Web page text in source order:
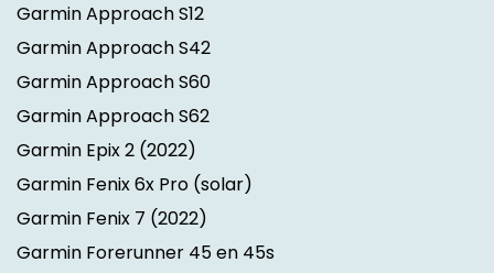
Garmin Approach S12
Garmin Approach S42
Garmin Approach S60
Garmin Approach S62
Garmin Epix 2 (2022)
Garmin Fenix 6x Pro (solar)
Garmin Fenix 7 (2022)
Garmin Forerunner 45 en 45s